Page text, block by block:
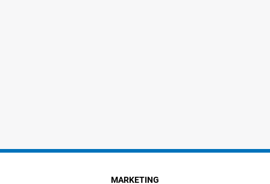
MARKETING